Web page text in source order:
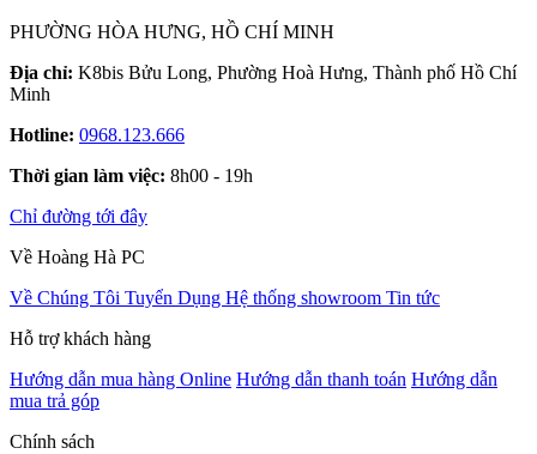
PHƯỜNG HÒA HƯNG, HỒ CHÍ MINH
Địa chỉ: K8bis Bửu Long, Phường Hoà Hưng, Thành phố Hồ Chí
Minh
Hotline: 0968.123.666
Thời gian làm việc: 8h00 - 19h
Chỉ đường tới đây
Về Hoàng Hà PC
Về Chúng Tôi Tuyển Dụng Hệ thống showroom Tin tức
Hỗ trợ khách hàng
Hướng dẫn mua hàng Online Hướng dẫn thanh toán Hướng dẫn
mua trả góp
Chính sách